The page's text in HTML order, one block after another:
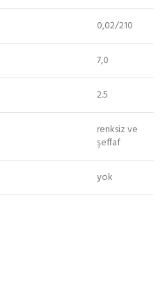
0,02/210
7,0
2.5
renksiz ve
şeffaf
yok